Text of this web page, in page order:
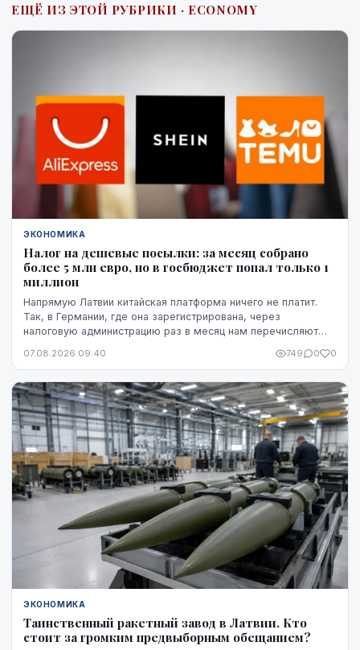
ЕЩЁ ИЗ ЭТОЙ РУБРИКИ · ECONOMY
ЭКОНОМИКА
Налог на дешевые посылки: за месяц собрано
более 5 млн евро, но в госбюджет попал только 1
миллион
Напрямую Латвии китайская платформа ничего не платит.
Так, в Германии, где она зарегистрирована, через
налоговую администрацию раз в месяц нам перечисляют
платит в той стране, где товар предъявляется таможне,
07.08.2026 09:40 749 0 0
ЭКОНОМИКА
Таинственный ракетный завод в Латвии. Кто
стоит за громким предвыборным обещанием?